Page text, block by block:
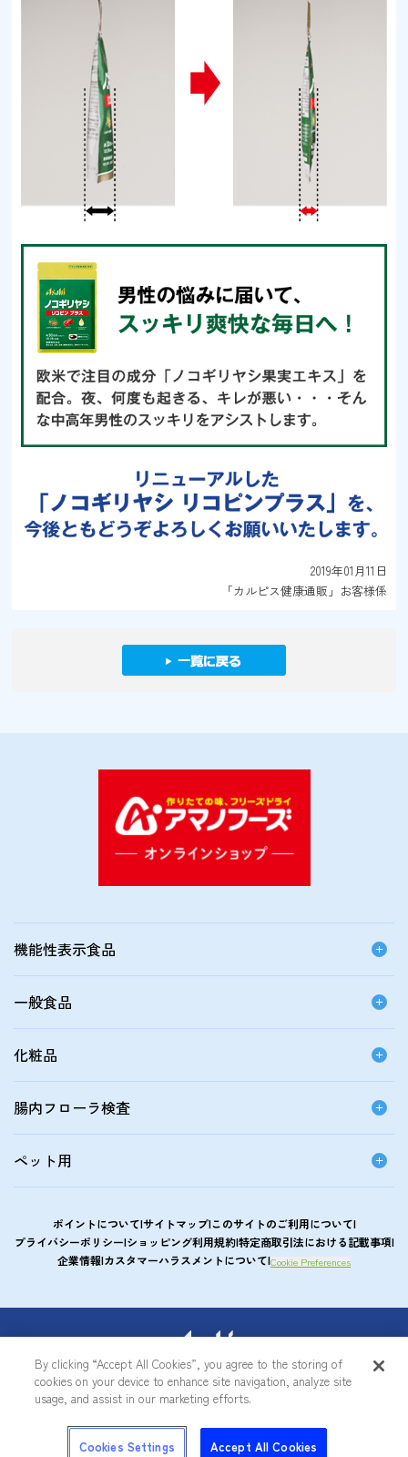
2019年01月11日
「カルピス健康通販」お客様係
機能性表示食品
一般食品
化粧品
腸内フローラ検査
ペット用
ポイントについて サイトマップこのサイトのご利用について
プライバシーポリシー ショッピング利用規約特定商取引法における記載事項
企業情報 カスタマーハラスメントについて Cookie Preferences
アサヒカルピスウエルネスショップ
© Asahi Group Foods, Ltd.
トップ
By clicking “Accept All Cookies”, you agree to the storing of
cookies on your device to enhance site navigation, analyze site
usage, and assist in our marketing efforts.
Cookies Settings Accept All Cookies